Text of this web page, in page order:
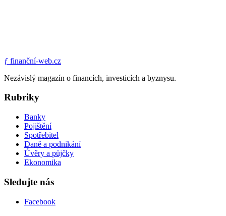
ƒ finanční-web.cz
Nezávislý magazín o financích, investicích a byznysu.
Rubriky
Banky
Pojištění
Spotřebitel
Daně a podnikání
Úvěry a půjčky
Ekonomika
Sledujte nás
Facebook